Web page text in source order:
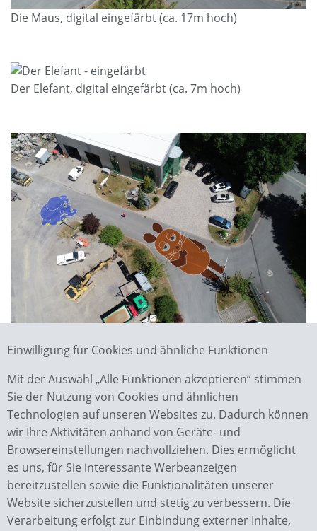
Die Maus, digital eingefärbt (ca. 17m hoch)
Der Elefant, digital eingefärbt (ca. 7m hoch)
Zurück
Wächter GmbH
Einwilligung für Cookies und ähnliche Funktionen
Mit der Auswahl „Alle Funktionen akzeptieren“ stimmen
Sie der Nutzung von Cookies und ähnlichen
Technologien auf unseren Websites zu. Dadurch können
wir Ihre Aktivitäten anhand von Geräte- und
Browsereinstellungen nachvollziehen. Dies ermöglicht
es uns, für Sie interessante Werbeanzeigen
bereitzustellen sowie die Funktionalitäten unserer
Website sicherzustellen und stetig zu verbessern. Die
Verarbeitung erfolgt zur Einbindung externer Inhalte,